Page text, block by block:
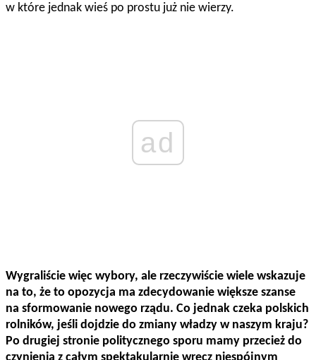
w które jednak wieś po prostu już nie wierzy.
ad
Wygraliście więc wybory, ale rzeczywiście wiele wskazuje
na to, że to opozycja ma zdecydowanie większe szanse
na sformowanie nowego rządu. Co jednak czeka polskich
rolników, jeśli dojdzie do zmiany władzy w naszym kraju?
Po drugiej stronie politycznego sporu mamy przecież do